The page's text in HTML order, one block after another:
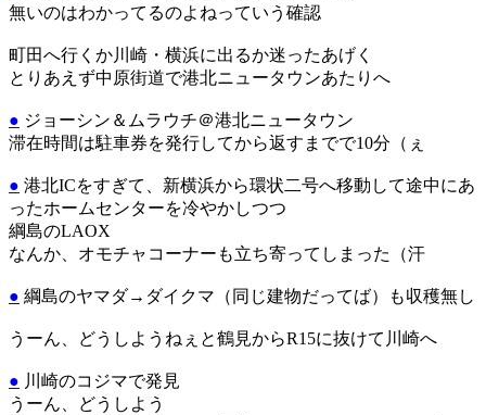
無いのはわかってるのよねっていう確認
町田へ行くか川崎・横浜に出るか迷ったあげく
とりあえず中原街道で港北ニュータウンあたりへ
● ジョーシン＆ムラウチ＠港北ニュータウン
滞在時間は駐車券を発行してから返すまでで10分（ぇ
● 港北ICをすぎて、新横浜から環状二号へ移動して途中にあ
ったホームセンターを冷やかしつつ
綱島のLAOX
なんか、オモチャコーナーも立ち寄ってしまった（汗
● 綱島のヤマダ→ダイクマ（同じ建物だってば）も収穫無し
うーん、どうしようねぇと鶴見からR15に抜けて川崎へ
● 川崎のコジマで発見
うーん、どうしよう